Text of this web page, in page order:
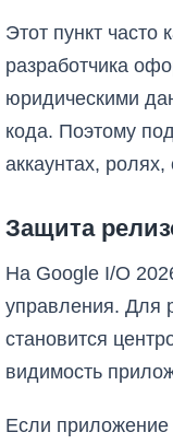
Этот пункт часто
разработчика
юридическими
кода. Поэтому
аккаунтах,
Защита
На Google I/O
управления. Для
становится
видимость
Если приложение